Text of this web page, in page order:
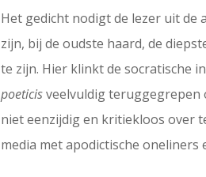
Het gedicht nodigt de lezer uit de
zijn, bij de oudste haard, de
te zijn. Hier klinkt de socratische
poeticisveelvuldig teruggegrepen
niet eenzijdig en kritiekloos over
media met apodictische